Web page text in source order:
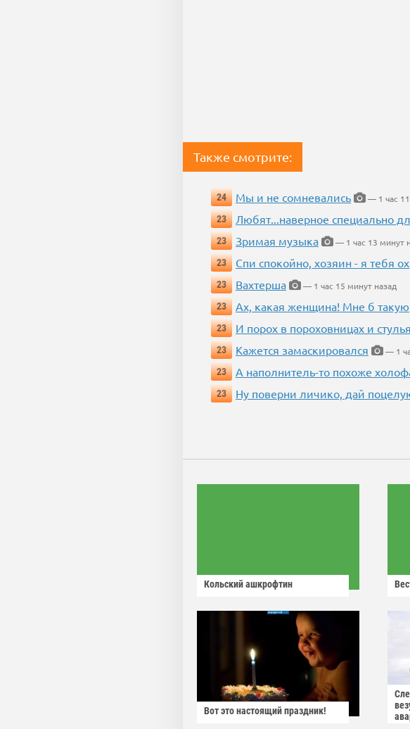
Также смотрите:
24 Мы и не сомневались
— 1 час
23
Любят...наверное специально
23
Зримая музыка
— 1 час 13 минут
23
Спи спокойно, хозяин - я тебя
23
Вахтерша
— 1 час 15 минут назад
23
Ах, какая женщина! Мне б такую
23
И порох в пороховницах и
23
Кажется замаскировался
— 1
23
А наполнитель-то похоже
23
Ну поверни личико, дай
Кольский ашкрофтин
Вот это настоящий праздник!